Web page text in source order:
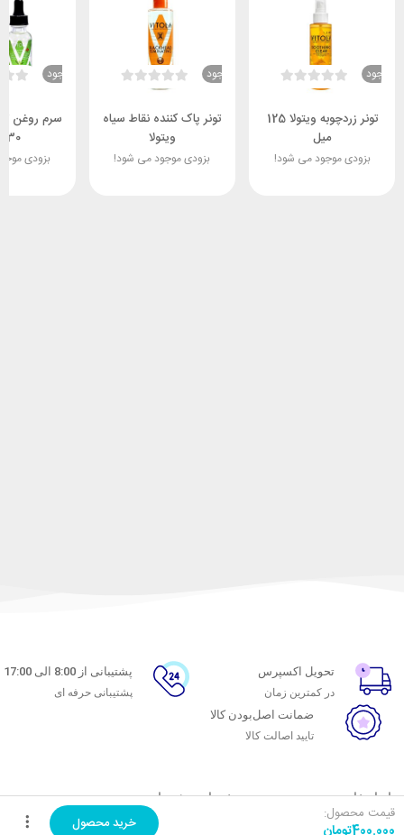
ناموجود
تونر زردچوبه ویتولا 125
میل
بزودی موجود می شود!
ناموجود
تونر پاک کننده نقاط سیاه
ویتولا
بزودی موجود می شود!
ناموجود
سرم روغن
30 میل
بزودی
قیمت محصول: خرید محصول
تحویل اکسپرس
در کمترین زمان
پشتیبانی از 8:00 الی 17:00
پشتیبانی حرفه ای
ضمانت اصل‌بودن کالا
تایید اصالت کالا
با ماه خانوم
اتاق خبر ماه خانوم
خدمات مشتریان
پاسخ به پرسش‌های متداول